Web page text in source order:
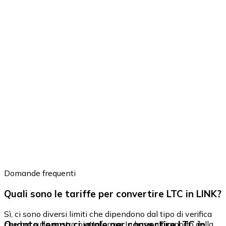
Domande frequenti
Quali sono le tariffe per convertire LTC in LINK?
Sì, ci sono diversi limiti che dipendono dal tipo di verifica